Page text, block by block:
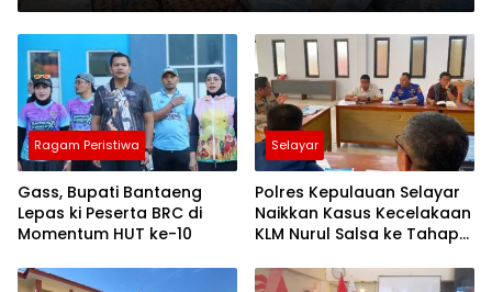
Ragam Peristiwa
Gass, Bupati Bantaeng
Lepas ki Peserta BRC di
Momentum HUT ke-10
Selayar
Polres Kepulauan Selayar
Naikkan Kasus Kecelakaan
KLM Nurul Salsa ke Tahap